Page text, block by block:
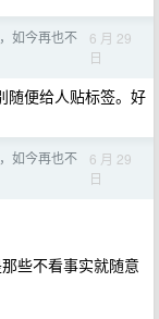
如今再也不
6 月 29
日
随便给人贴标签。好
如今再也不
6 月 29
日
些不看事实就随意